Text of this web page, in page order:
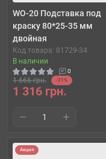
WO-20 Подставка под
краску 80*25-35 мм
двойная
Код товара: 81729-34
В наличии
0
1 666 грн. -21%
1 316 грн.
Акция